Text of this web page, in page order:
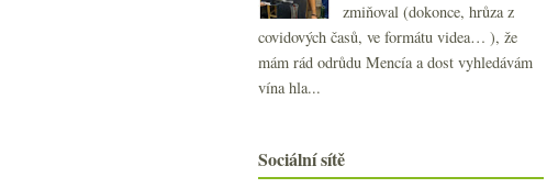
zmiňoval (dokonce, hrůza z
covidových časů, ve formátu videa… ), že
mám rád odrůdu Mencía a dost vyhledávám
vína hla...
Sociální sítě